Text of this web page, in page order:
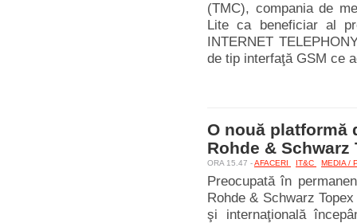
(TMC), compania de
Lite ca beneficiar al
INTERNET
de tip interfaţă GSM ce
O nouă platformă
Rohde & Schwarz
ORA 15.47 -AFACERI IT&C MEDIA /
Preocupată în
Rohde & Schwarz
şi internaţională